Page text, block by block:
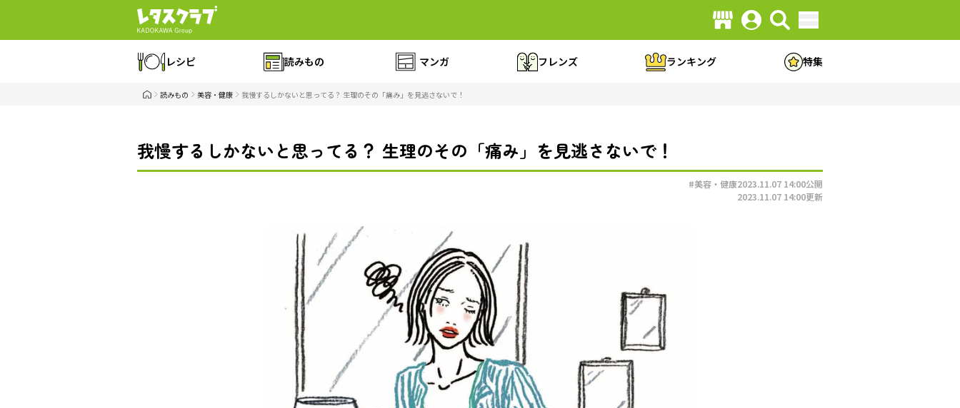
レシピ 読みもの マンガ フレンズ ランキング 特集
読みもの 美容・健康 我慢するしかないと思ってる？ 生理のその「痛み」を見逃さないで！
我慢するしかないと思ってる？ 生理のその「痛み」を見逃さないで！
#美容・健康2023.11.07 14:00公開
2023.11.07 14:00更新